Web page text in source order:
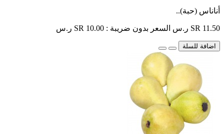
أناناس (حبة)..
SR 11.50 ر.س السعر بدون ضريبة : SR 10.00 ر.س
اضافة للسلة